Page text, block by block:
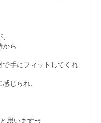
から
手にフィットしてくれ
じられ、
思いますｰｯ